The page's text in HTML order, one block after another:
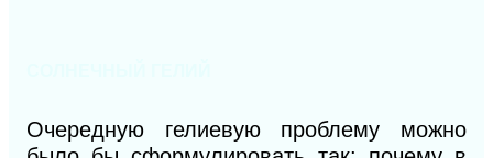
Очередную гелиевую проблему можно